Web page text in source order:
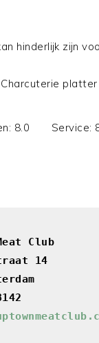
hinderlijk zijn
platter
8.0
Club
14